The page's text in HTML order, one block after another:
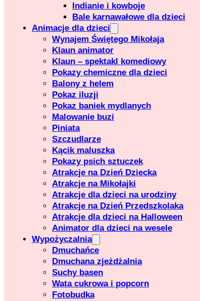
Indianie i kowboje
Bale karnawałowe dla dzieci
Animacje dla dzieci
Wynajem Świętego Mikołaja
Klaun animator
Klaun – spektakl komediowy
Pokazy chemiczne dla dzieci
Balony z helem
Pokaz iluzji
Pokaz baniek mydlanych
Malowanie buzi
Piniata
Szczudlarze
Kącik maluszka
Pokazy psich sztuczek
Atrakcje na Dzień Dziecka
Atrakcje na Mikołajki
Atrakcje dla dzieci na urodziny
Atrakcje na Dzień Przedszkolaka
Atrakcje dla dzieci na Halloween
Animator dla dzieci na wesele
Wypożyczalnia
Dmuchańce
Dmuchana zjeżdżalnia
Suchy basen
Wata cukrowa i popcorn
Fotobudka